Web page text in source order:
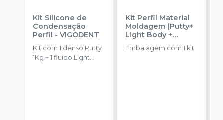
Kit Silicone de
Condensação
Perfil -VIGODENT
Kit com 1 denso Putty
1Kg + 1 fluido Light
Kit Perfil Material
Moldagem (Putty+
Light Body +
Catalyst)
VIGODENT
Embalagem com 1 kit